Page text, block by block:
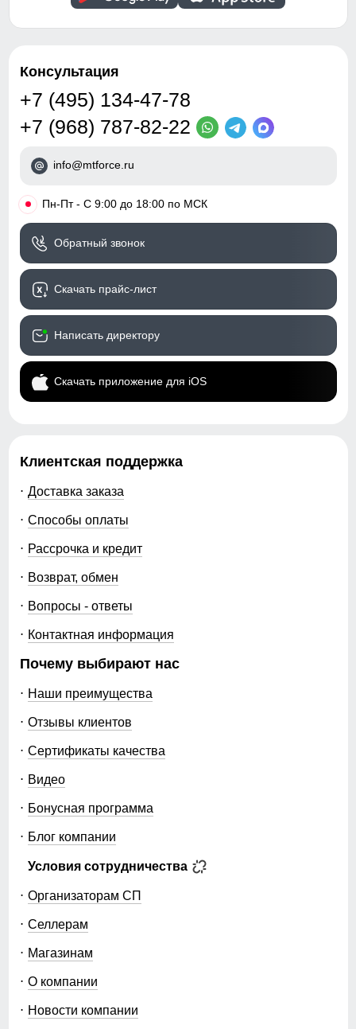
Консультация
+7 (495) 134-47-78
+7 (968) 787-82-22
info@mtforce.ru
• Пн-Пт - С 9:00 до 18:00 по МСК
Обратный звонок
Скачать прайс-лист
Написать директору
Скачать приложение для iOS
Клиентская поддержка
Доставка заказа
Способы оплаты
Рассрочка и кредит
Возврат, обмен
Вопросы - ответы
Контактная информация
Почему выбирают нас
Наши преимущества
Отзывы клиентов
Сертификаты качества
Видео
Бонусная программа
Блог компании
Условия сотрудничества
Организаторам СП
Селлерам
Магазинам
О компании
Новости компании